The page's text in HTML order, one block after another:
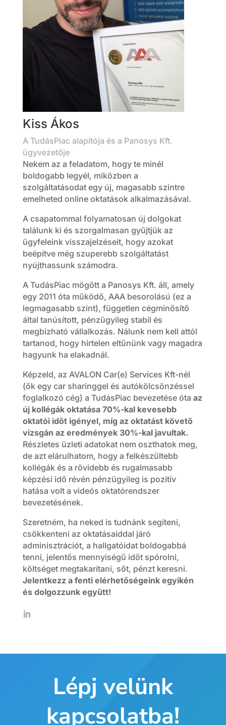
Kiss Ákos
A TudásPiac alapítója és a Panosys Kft.
ügyvezetője
Nekem az a feladatom, hogy te minél
boldogabb legyél, miközben a
szolgáltatásodat egy új, magasabb szintre
emelheted online oktatások alkalmazásával.
A csapatommal folyamatosan új dolgokat
találunk ki és szorgalmasan gyűjtjük az
ügyfeleink visszajelzéseit, hogy azokat
beépítve még szuperebb szolgáltatást
nyújthassunk számodra.
A TudásPiac mögött a Panosys Kft. áll, amely
egy 2011 óta működő, AAA besorolású (ez a
legmagasabb szint), független cégminősítő
által tanúsított, pénzügyileg stabil és
megbízható vállalkozás. Nálunk nem kell attól
tartanod, hogy hirtelen eltűnünk vagy magadra
hagyunk ha elakadnál.
Képzeld, az AVALON Car(e) Services Kft-nél
(ők egy car sharinggel és autókölcsönzéssel
foglalkozó cég) a TudásPiac bevezetése óta az
új kollégák oktatása 70%-kal kevesebb
oktatói időt igényel, míg az oktatást követő
vizsgán az eredmények 30%-kal javultak.
Részletes üzleti adatokat nem oszthatok meg,
de azt elárulhatom, hogy a felkészültebb
kollégák és a rövidebb és rugalmasabb
képzési idő révén pénzügyileg is pozitív
hatása volt a videós oktatórendszer
bevezetésének.
Szeretném, ha neked is tudnánk segíteni,
csökkenteni az oktatásaiddal járó
adminisztrációt, a hallgatóidat boldogabbá
tenni, jelentős mennyiségű időt spórolni,
költséget megtakarítani, sőt, pénzt keresni.
Jelentkezz a fenti elérhetőségeink egyikén
és dolgozzunk együtt!
Lépj velünk
kapcsolatba!